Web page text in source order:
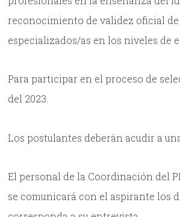
reconocimiento de validez oficial
especializados/as en los niveles de
Para participar en el proceso de
del 2023.
Los postulantes deberán acudir a
El personal de la Coordinación del
se comunicará con el aspirante los